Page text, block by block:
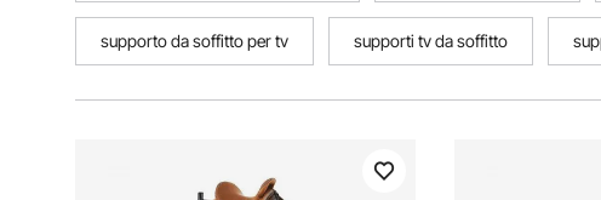
supporto da soffitto per tv supporti tv da soffitto